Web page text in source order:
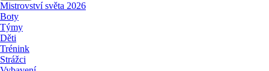
Mistrovství světa 2026
Boty
Týmy
Děti
Trénink
Strážci